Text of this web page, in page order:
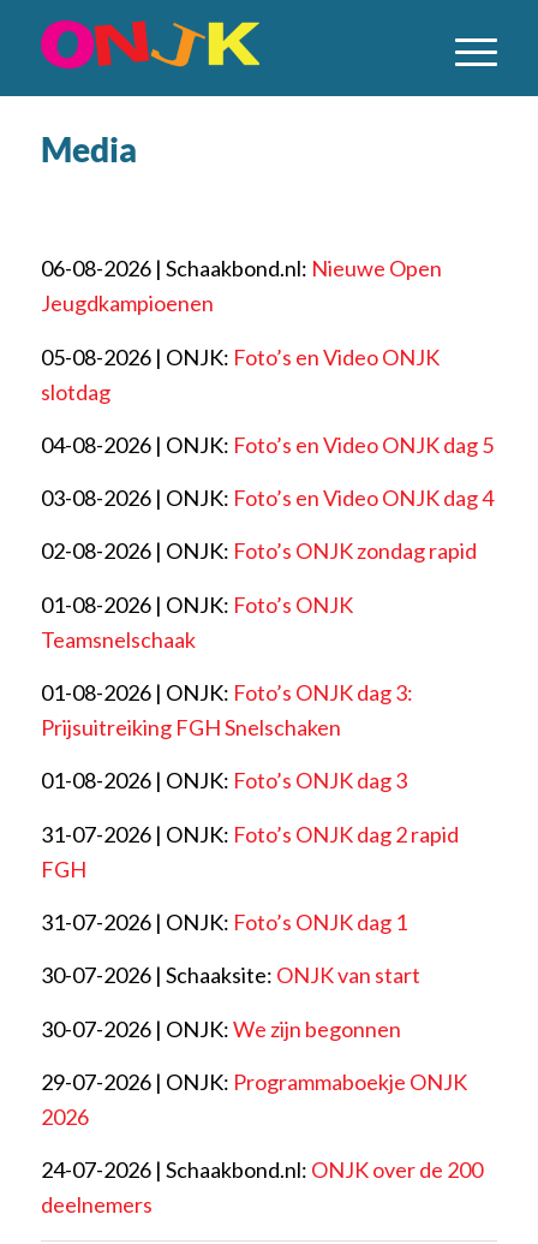
Media
06-08-2026 | Schaakbond.nl: Nieuwe Open
Jeugdkampioenen
05-08-2026 | ONJK: Foto’s en Video ONJK
slotdag
04-08-2026 | ONJK: Foto’s en Video ONJK dag 5
03-08-2026 | ONJK: Foto’s en Video ONJK dag 4
02-08-2026 | ONJK: Foto’s ONJK zondag rapid
01-08-2026 | ONJK: Foto’s ONJK
Teamsnelschaak
01-08-2026 | ONJK: Foto’s ONJK dag 3:
Prijsuitreiking FGH Snelschaken
01-08-2026 | ONJK: Foto’s ONJK dag 3
31-07-2026 | ONJK: Foto’s ONJK dag 2 rapid
FGH
31-07-2026 | ONJK: Foto’s ONJK dag 1
30-07-2026 | Schaaksite: ONJK van start
30-07-2026 | ONJK:We zijn begonnen
29-07-2026 | ONJK: Programmaboekje ONJK
2026
24-07-2026 | Schaakbond.nl: ONJK over de 200
deelnemers